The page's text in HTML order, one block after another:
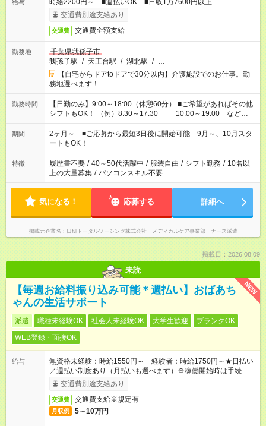
給与
時給2200円～ ■週払いOK ■日収1万7600円以上
交通費別途支給あり
交通費 交通費全額支給
勤務地
千葉県我孫子市
我孫子駅 / 天王台駅 / 湖北駅 / …
【自宅からドアtoドアで30分以内】介護施設でのお仕事。勤
務地選べます！
勤務時間
【日勤のみ】9:00～18:00（休憩60分） ■ご希望があればその他
シフトもOK！ （例）8:30～17:30 10:00～19:00 など
「家族とお休みを合わせたい」 「できれば残業はしたくない」
など、あなたのご希望に沿ったお仕事をご紹介します！ ※Wワ
ーク希望の方へ 今ご覧のお仕事で希望する勤務時間と、もう1つ
のお仕事の勤務時間。 合計で週40時間を超える場合は応募でき
ません
期間
2ヶ月～ ■ご応募から最短3日後に開始可能 9月～、10月スタ
ートもOK！
特徴 履歴書不要 / 40～50代活躍中 / 服装自由 / シフト勤務 / 10名以
上の大量募集 / パソコンスキル不要
気になる！ 応募する 詳細へ
掲載元企業名 日研トータルソーシング株式会社 メディカルケア事業部 ナース派遣
掲載日：2026.08.09
未読
NEW
【毎週お給料振り込み可能＊週払い】おばあち
ゃんの生活サポート
派遣 職種未経験OK 社会人未経験OK 大学生歓迎
ブランクOK
WEB登録・面接OK
給与
無資格未経験：時給1550円～ 経験者：時給1750円～★日払い
／週払い制度あり（月払いも選べます）※稼働開始時は手続き完
了次第のお支払いとなります。
交通費別途支給あり
交通費 交通費支給※規定有
月収例 5～10万円